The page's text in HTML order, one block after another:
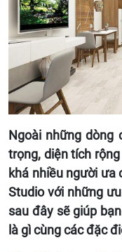
Ngoài những dòng
trọng, diện tích
khá nhiều người ưa
Studio với những
sau đây sẽ giúp
là gì cùng các đặc